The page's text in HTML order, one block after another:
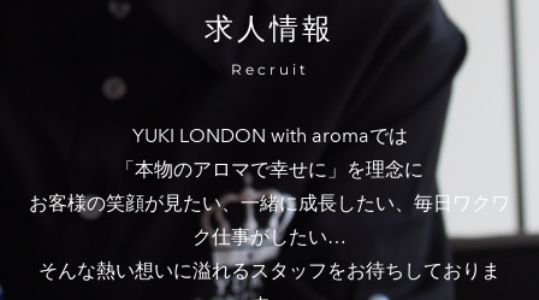
求人情報
Recruit
YUKI LONDON with aromaでは
「本物のアロマで幸せに」を理念に
お客様の笑顔が見たい、一緒に成長したい、毎日ワクワ
ク仕事がしたい…​
そんな熱い想いに溢れるスタッフをお待ちしておりま